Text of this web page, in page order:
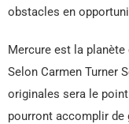
obstacles en
Mercure est la
Selon Carmen Turner
originales sera le
pourront accomplir de